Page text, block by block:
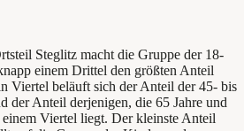
Steglitz macht die Gruppe der 18-
einem Drittel den größten Anteil
Viertel beläuft sich der Anteil der 45- bis
der Anteil derjenigen, die 65 Jahre und
Viertel liegt. Der kleinste Anteil